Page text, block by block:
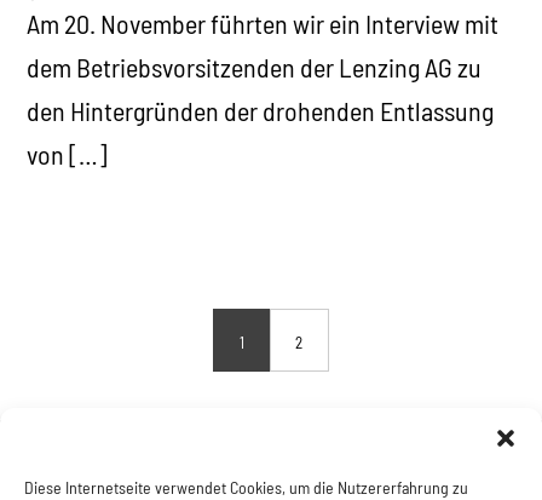
Diese Internetseite verwendet Cookies, um die Nutzererfahrung zu
Am 20. November führten wir ein Interview mit
dem Betriebsvorsitzenden der Lenzing AG zu
den Hintergründen der drohenden Entlassung
von […]
1 2